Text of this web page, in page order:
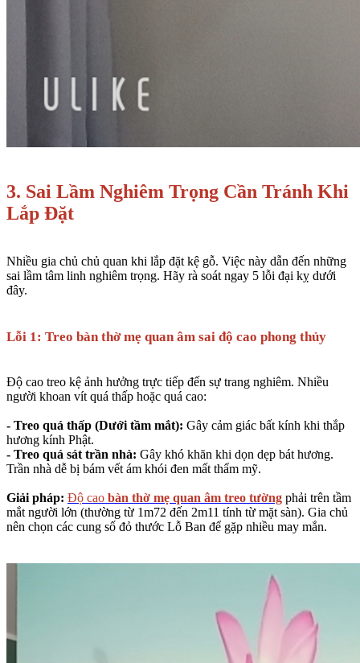
3. Sai Lầm Nghiêm Trọng Cần Tránh Khi
Lắp Đặt
Nhiều gia chủ chủ quan khi lắp đặt kệ gỗ. Việc này dẫn đến những
sai lầm tâm linh nghiêm trọng. Hãy rà soát ngay 5 lỗi đại kỵ dưới
đây.
Lỗi 1: Treo bàn thờ mẹ quan âm sai độ cao phong thủy
Độ cao treo kệ ảnh hưởng trực tiếp đến sự trang nghiêm. Nhiều
người khoan vít quá thấp hoặc quá cao:
- Treo quá thấp (Dưới tầm mắt): Gây cảm giác bất kính khi thắp
hương kính Phật.
- Treo quá sát trần nhà: Gây khó khăn khi dọn dẹp bát hương.
Trần nhà dễ bị bám vết ám khói đen mất thẩm mỹ.
Giải pháp: Độ cao bàn thờ mẹ quan âm treo tường phải trên tầm
mắt người lớn (thường từ 1m72 đến 2m11 tính từ mặt sàn). Gia chủ
nên chọn các cung số đỏ thước Lỗ Ban để gặp nhiều may mắn.